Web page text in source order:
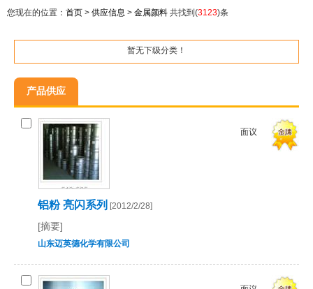
您现在的位置： 首页 > 供应信息 > 金属颜料 共找到(3123)条
暂无下级分类！
产品供应
铝粉 亮闪系列 [2012/2/28]
[摘要]
山东迈英德化学有限公司
面议